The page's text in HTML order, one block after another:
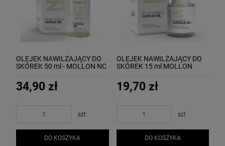
OLEJEK NAWILŻAJĄCY DO
SKÓREK 50 ml - MOLLON NC
CUTICLE OIL
34,90 zł
szt.
DO KOSZYKA
OLEJEK NAWILŻAJĄCY DO
SKÓREK 15 ml MOLLON
19,70 zł
szt.
DO KOSZYKA